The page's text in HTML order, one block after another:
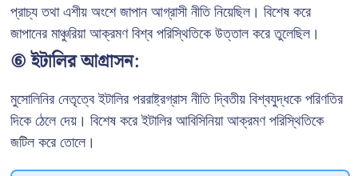
প্রাচ্য তথা এশীয় অংশে জাপান আগ্রাসী নীতি নিয়েছিল। বিশেষ করে
জাপানের মাঞ্চুরিয়া আক্রমণ বিশ্ব পরিস্থিতিকে উত্তাল করে তুলেছিল।
⑥ ইটালির আগ্রাসন:
মুসোলিনির নেতৃত্বে ইটালির পররাষ্ট্রগ্রাস নীতি দ্বিতীয় বিশ্বযুদ্ধকে পরিণতির
দিকে ঠেলে দেয়। বিশেষ করে ইটালির আবিসিনিয়া আক্রমণ পরিস্থিতিকে
জটিল করে তোলে।